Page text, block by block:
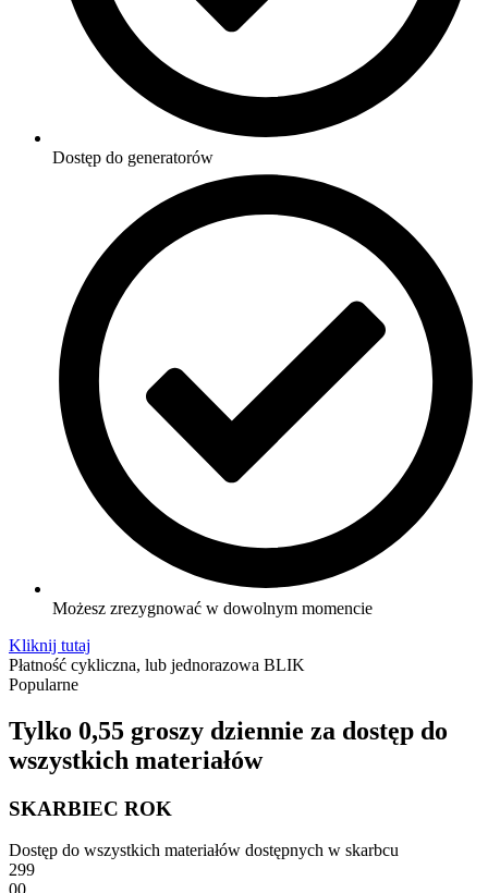
Dostęp do generatorów
Możesz zrezygnować w dowolnym momencie
Kliknij tutaj
Płatność cykliczna, lub jednorazowa BLIK
Popularne
Tylko 0,55 groszy dziennie za dostęp do
wszystkich materiałów
SKARBIEC ROK
Dostęp do wszystkich materiałów dostępnych w skarbcu
299